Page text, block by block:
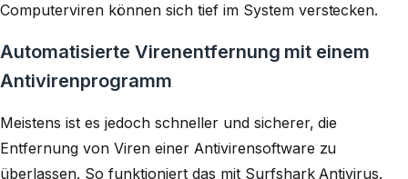
Computerviren können sich tief im System verstecken.
Automatisierte Virenentfernung mit einem
Antivirenprogramm
Meistens ist es jedoch schneller und sicherer, die
Entfernung von Viren einer Antivirensoftware zu
überlassen. So funktioniert das mit Surfshark Antivirus.